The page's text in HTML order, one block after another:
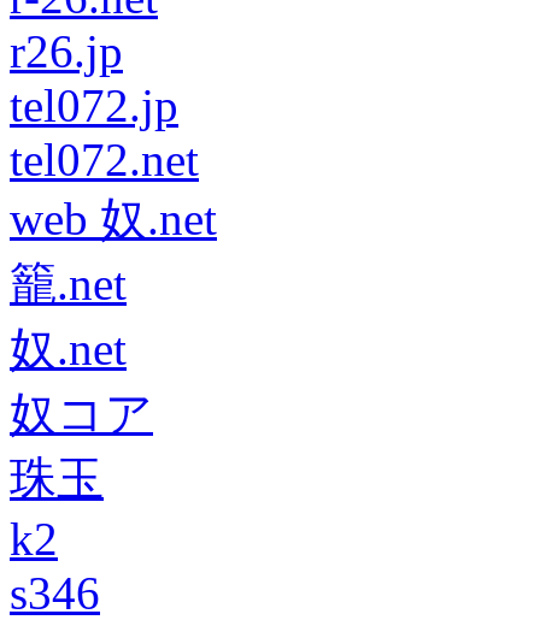
r26.jp
tel072.jp
tel072.net
web 奴.net
籠.net
奴.net
奴コア
珠玉
k2
s346